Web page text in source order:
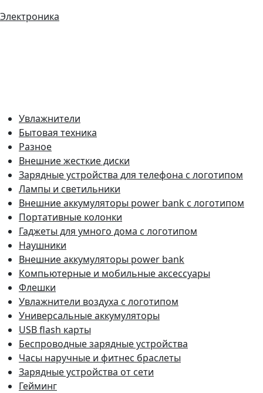
Электроника
Увлажнители
Бытовая техника
Разное
Внешние жесткие диски
Зарядные устройства для телефона с логотипом
Лампы и светильники
Внешние аккумуляторы power bank с логотипом
Портативные колонки
Гаджеты для умного дома с логотипом
Наушники
Внешние аккумуляторы power bank
Компьютерные и мобильные аксессуары
Флешки
Увлажнители воздуха с логотипом
Универсальные аккумуляторы
USB flash карты
Беспроводные зарядные устройства
Часы наручные и фитнес браслеты
Зарядные устройства от сети
Гейминг